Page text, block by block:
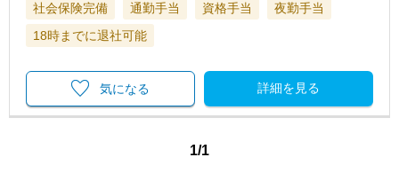
社会保険完備 通勤手当 資格手当
夜勤手当
18時までに退社可能
詳細を見る
気になる
1/1